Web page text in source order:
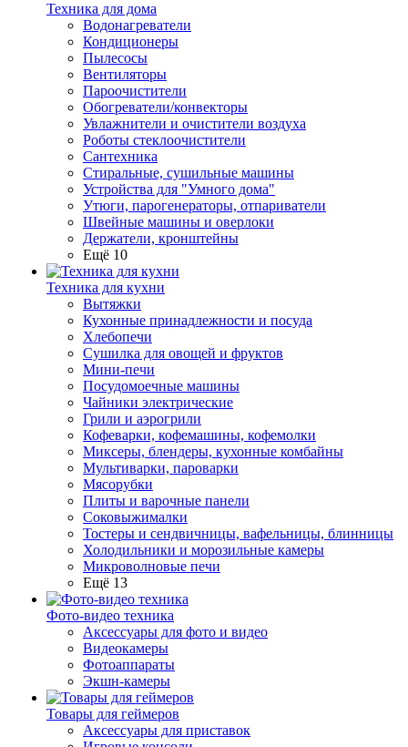
Техника для дома
Водонагреватели
Кондиционеры
Пылесосы
Вентиляторы
Пароочистители
Обогреватели/конвекторы
Увлажнители и очистители воздуха
Роботы стеклоочистители
Сантехника
Стиральные, сушильные машины
Устройства для "Умного дома"
Утюги, парогенераторы, отпариватели
Швейные машины и оверлоки
Держатели, кронштейны
Ещё 10
Техника для кухни
Вытяжки
Кухонные принадлежности и посуда
Хлебопечи
Сушилка для овощей и фруктов
Мини-печи
Посудомоечные машины
Чайники электрические
Грили и аэрогрили
Кофеварки, кофемашины, кофемолки
Миксеры, блендеры, кухонные комбайны
Мультиварки, пароварки
Мясорубки
Плиты и варочные панели
Соковыжималки
Тостеры и сендвичницы, вафельницы, блинницы
Холодильники и морозильные камеры
Микроволновые печи
Ещё 13
Фото-видео техника
Аксессуары для фото и видео
Видеокамеры
Фотоаппараты
Экшн-камеры
Товары для геймеров
Аксессуары для приставок